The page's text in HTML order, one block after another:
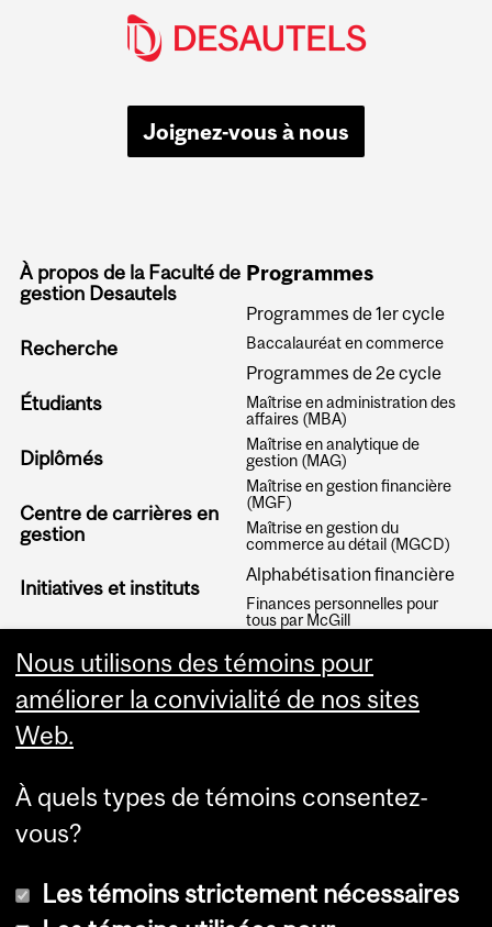
Joignez-vous à nous
À propos de la Faculté de
gestion Desautels
Recherche
Étudiants
Diplômés
Centre de carrières en
gestion
Initiatives et instituts
Programmes
Programmes de 1er cycle
Baccalauréat en commerce
Programmes de 2e cycle
Maîtrise en administration des
affaires (MBA)
Maîtrise en analytique de
gestion (MAG)
Maîtrise en gestion financière
(MGF)
Maîtrise en gestion du
commerce au détail (MGCD)
Alphabétisation financière
Finances personnelles pour
tous par McGill
Nous utilisons des témoins pour
améliorer la convivialité de nos sites
Web.
À quels types de témoins consentez-
vous?
Les témoins strictement nécessaires